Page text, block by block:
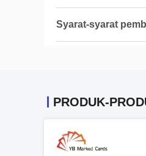
Syarat-syarat